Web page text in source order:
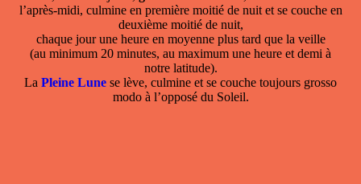
l’après-midi, culmine en première moitié de nuit et se couche en
deuxième moitié de nuit,
chaque jour une heure en moyenne plus tard que la veille
(au minimum 20 minutes, au maximum une heure et demi à
notre latitude).
La Pleine Lune se lève, culmine et se couche toujours grosso
modo à l’opposé du Soleil.